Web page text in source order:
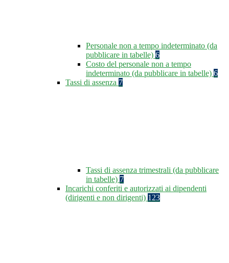
Personale non a tempo indeterminato (da
pubblicare in tabelle) 6
Costo del personale non a tempo
indeterminato (da pubblicare in tabelle) 6
Tassi di assenza 7
Tassi di assenza trimestrali (da pubblicare
in tabelle) 7
Incarichi conferiti e autorizzati ai dipendenti
(dirigenti e non dirigenti) 123